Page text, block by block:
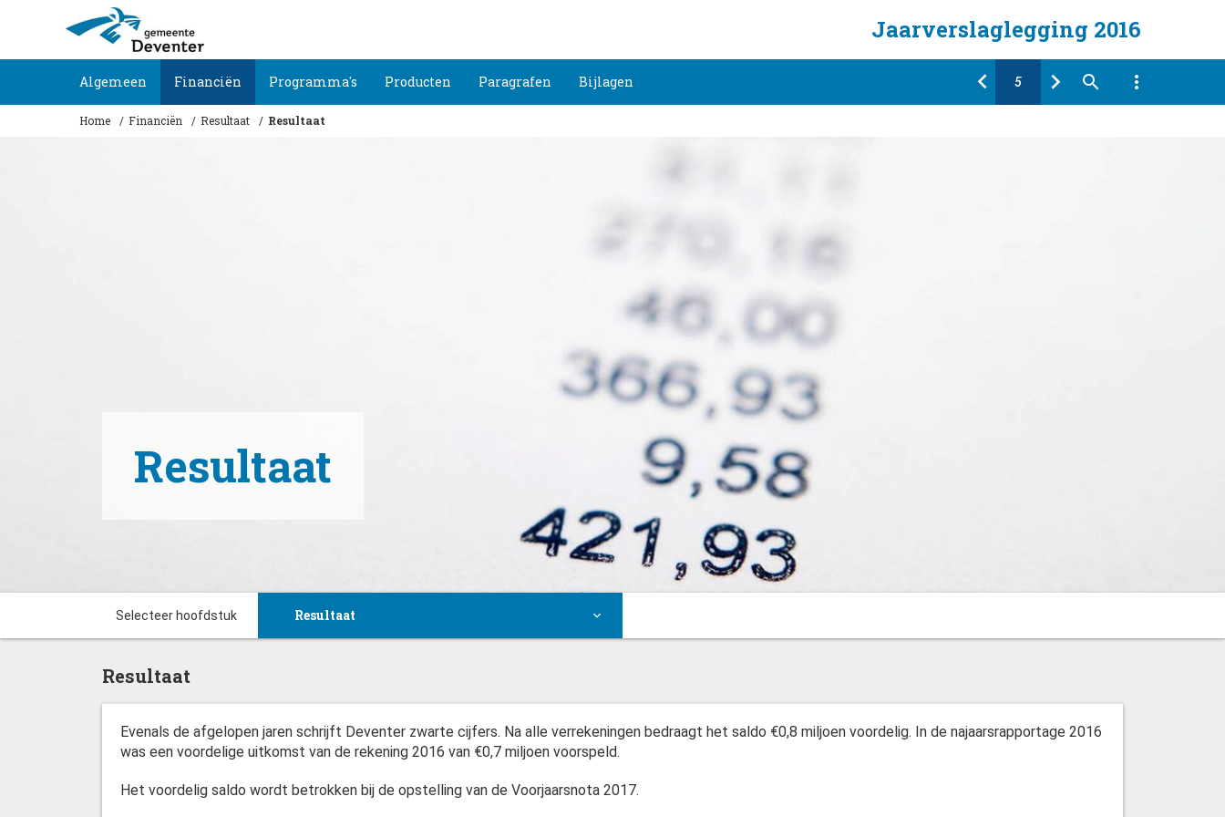
Jaarverslaglegging 2016
Algemeen Financiën Programma's Producten Paragrafen Bijlagen
Home Financiën Resultaat Resultaat
Resultaat
Selecteer hoofdstuk Resultaat
Inleiding
Uitgaven en inkomsten
Verkorte Balansweergave
Resultaat
Evenals de afgelopen jaren schrijft Deventer zwarte cijfers. Na alle verrekeningen bedraagt het saldo €0,8 miljoen voordelig. In de najaarsrapportage 2016
was een voordelige uitkomst van de rekening 2016 van €0,7 miljoen voorspeld.
Het voordelig saldo wordt betrokken bij de opstelling van de Voorjaarsnota 2017.